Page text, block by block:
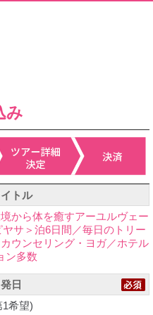
み
トル
から体を癒すアーユルヴェー
サ＞泊6日間／毎日のトリー
ウンセリング・ヨガ／ホテル
ン多数
日
1希望)